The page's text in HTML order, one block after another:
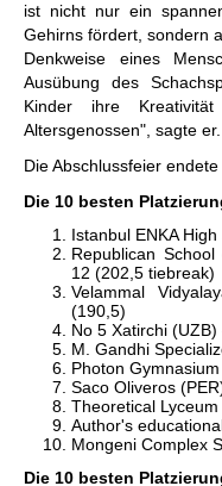
ist nicht nur ein
Gehirns fördert, sondern
Denkweise eines
Ausübung des
Kinder ihre
Altersgenossen", sagte er.
Die Abschlussfeier
Die 10 besten
Istanbul ENKA
Republican
12 (202,5 tiebreak)
Velammal
(190,5)
No 5 Xatirchi (UZB)
M. Gandhi
Photon
Saco Oliveros
Theoretical
Author's
Mongeni Complex
Die 10 besten